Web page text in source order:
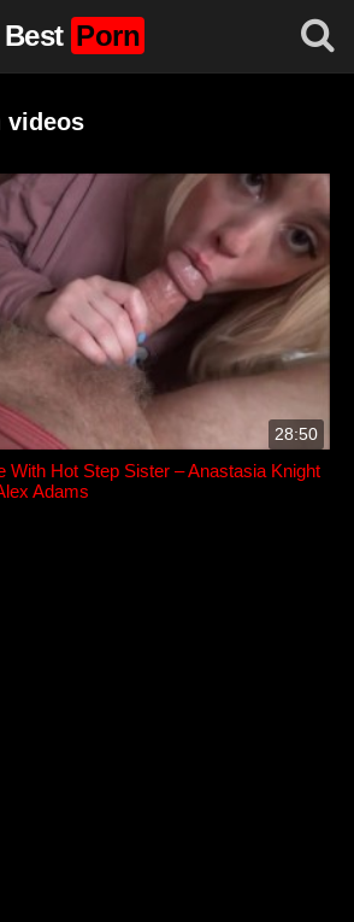
Best Porn
videos
28:50
With Hot Step Sister – Anastasia Knight
Adams